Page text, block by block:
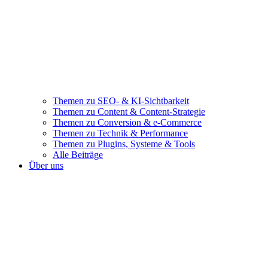
Themen zu SEO- & KI-Sichtbarkeit
Themen zu Content & Content-Strategie
Themen zu Conversion & e-Commerce
Themen zu Technik & Performance
Themen zu Plugins, Systeme & Tools
Alle Beiträge
Über uns